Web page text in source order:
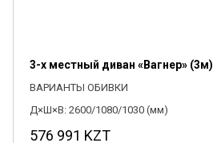
3-х местный диван «Вагнер» (3м)
ВАРИАНТЫ ОБИВКИ
Д×Ш×В: 2600/1080/1030 (мм)
576 991 KZT